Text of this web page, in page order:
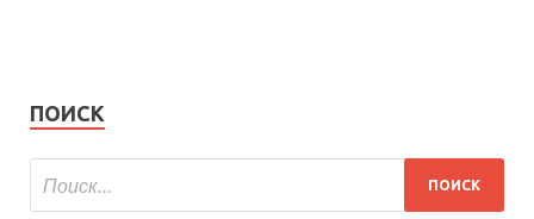
ПОИСК